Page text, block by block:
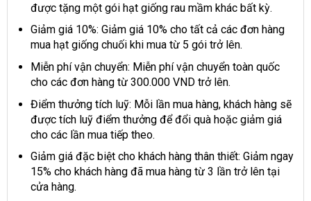
được tặng một gói hạt giống rau mầm khác bất kỳ.
Giảm giá 10%: Giảm giá 10% cho tất cả các đơn hàng
mua hạt giống chuối khi mua từ 5 gói trở lên.
Miễn phí vận chuyển: Miễn phí vận chuyển toàn quốc
cho các đơn hàng từ 300.000 VND trở lên.
Điểm thưởng tích luỹ: Mỗi lần mua hàng, khách hàng sẽ
được tích luỹ điểm thưởng để đổi quà hoặc giảm giá
cho các lần mua tiếp theo.
Giảm giá đặc biệt cho khách hàng thân thiết: Giảm ngay
15% cho khách hàng đã mua hàng từ 3 lần trở lên tại
cửa hàng.